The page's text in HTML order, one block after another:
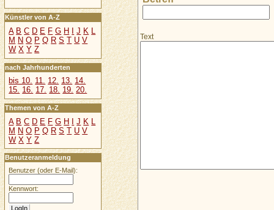
Text
Künstler von A-Z
A B C D E F G H J K L
M N O P Q R S T U V
W X Y Z
nach Jahrhunderten
bis 10. 11. 12. 13. 14.
15. 16. 17. 18. 19. 20.
Themen von A-Z
A B C D E F G H I J K L
M N O P Q R S T U V
W X Y Z
Benutzeranmeldung
Benutzer (oder E-Mail):
Kennwort: